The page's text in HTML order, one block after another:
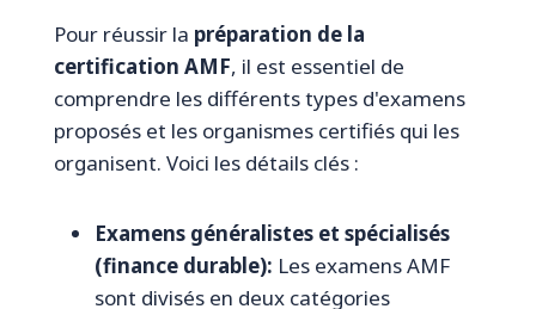
Pour réussir la préparation de la
certification AMF, il est essentiel de
comprendre les différents types d'examens
proposés et les organismes certifiés qui les
organisent. Voici les détails clés :
Examens généralistes et spécialisés
(finance durable): Les examens AMF
sont divisés en deux catégories